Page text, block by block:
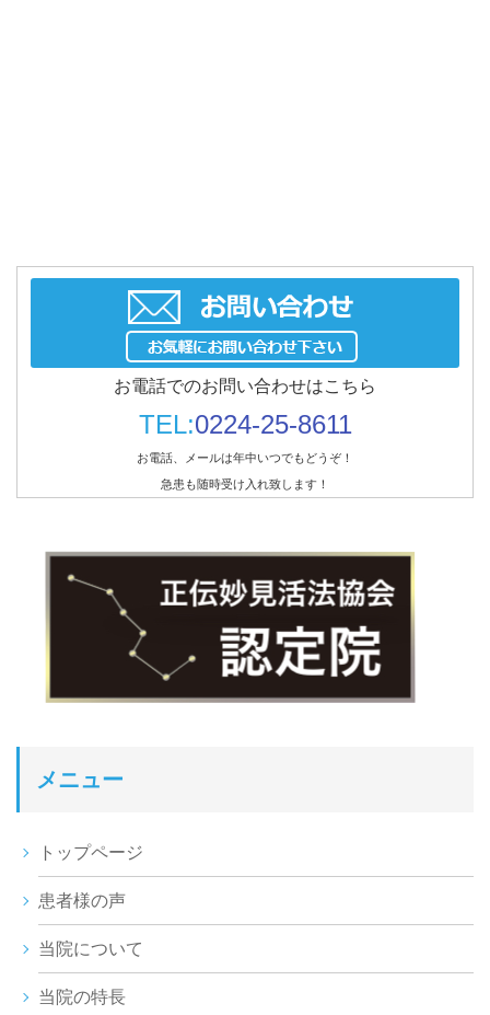
お電話でのお問い合わせはこちら
TEL:0224-25-8611
お電話、メールは年中いつでもどうぞ！
急患も随時受け入れ致します！
メニュー
トップページ
患者様の声
当院について
当院の特長